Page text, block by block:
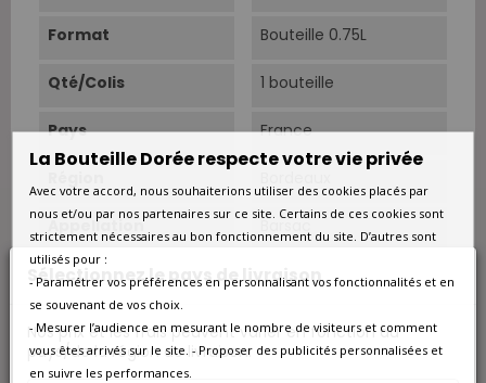
Sélectionnez le pays de livraison
Nos prix et les frais peuvent varier en fonction du
pays/de la région de livraison.
Format Bouteille 0.75L
Qté/Colis 1 bouteille
Pays France
Appellation
Couleur Blanc
Type Blanc liquoreux
Classement
La Bouteille Dorée respecte votre vie privée
Avec votre accord, nous souhaiterions utiliser des cookies placés par
nous et/ou par nos partenaires sur ce site. Certains de ces cookies sont
strictement nécessaires au bon fonctionnement du site. D’autres sont
utilisés pour :
- Paramétrer vos préférences en personnalisant vos fonctionnalités et en
se souvenant de vos choix.
- Mesurer l’audience en mesurant le nombre de visiteurs et comment
vous êtes arrivés sur le site. - Proposer des publicités personnalisées et
en suivre les performances.